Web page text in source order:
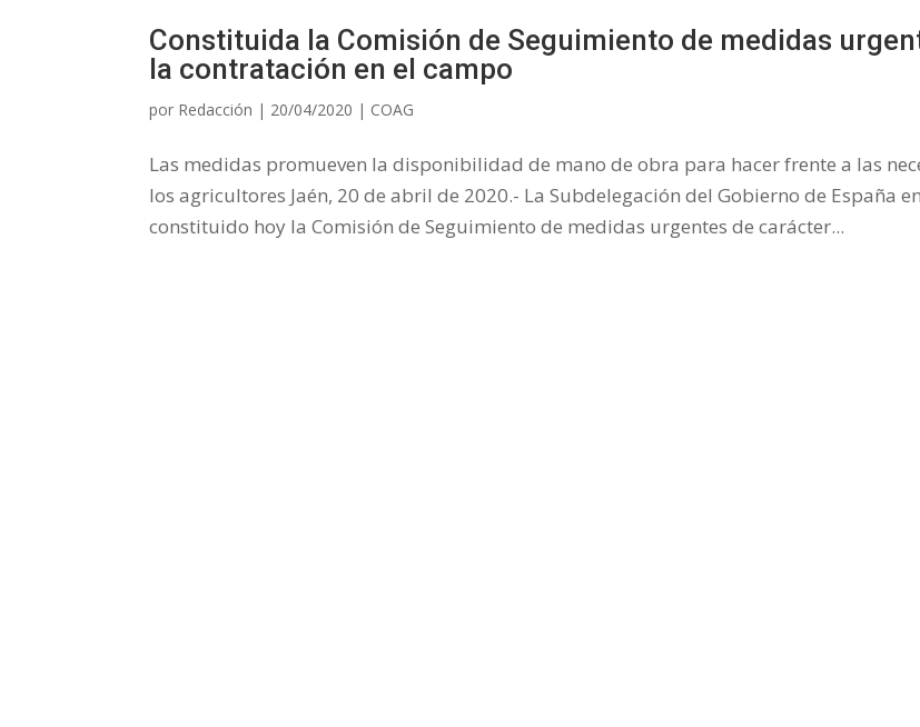
Constituida la Comisión de Seguimiento de medidas
la contratación en el campo
por Redacción | 20/04/2020 | COAG
Las medidas promueven la disponibilidad de mano de obra para hacer frente a las
los agricultores Jaén, 20 de abril de 2020.- La Subdelegación del Gobierno de España
constituido hoy la Comisión de Seguimiento de medidas urgentes de carácter...